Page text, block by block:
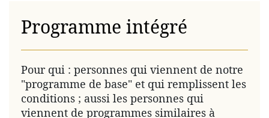
Programme intégré
Pour qui : personnes qui viennent de notre
"programme de base" et qui remplissent les
conditions ; aussi les personnes qui
viennent de programmes similaires à